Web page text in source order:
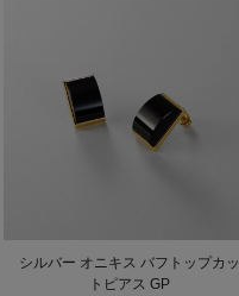
シルバー オニキス バフトップカッ
トピアス GP